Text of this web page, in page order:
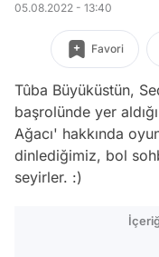
05.08.2022 - 13:40
Favori
Tûba Büyüküstün,
başrolünde yer aldığı
Ağacı' hakkında
dinlediğimiz, bol
seyirler. :)